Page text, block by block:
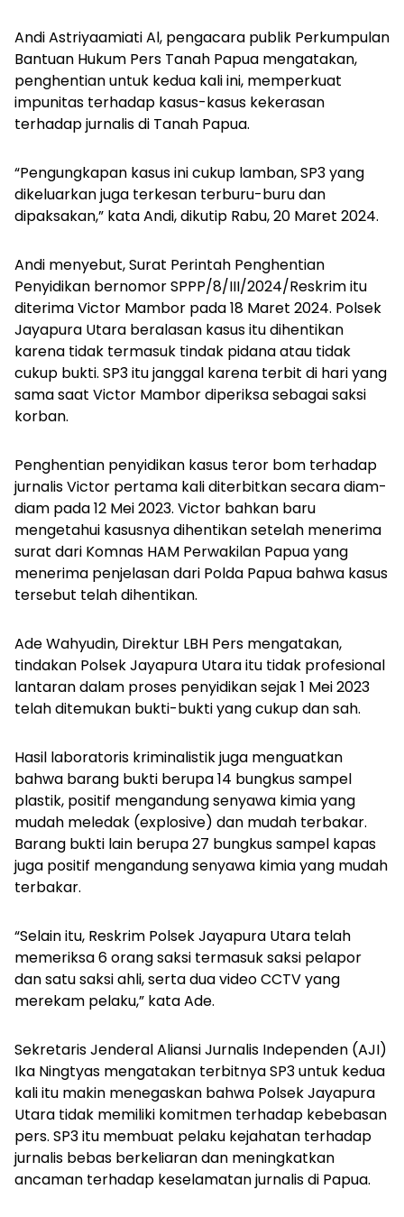
Andi Astriyaamiati Al, pengacara publik Perkumpulan
Bantuan Hukum Pers Tanah Papua mengatakan,
penghentian untuk kedua kali ini, memperkuat
impunitas terhadap kasus-kasus kekerasan
terhadap jurnalis di Tanah Papua.
“Pengungkapan kasus ini cukup lamban, SP3 yang
dikeluarkan juga terkesan terburu-buru dan
dipaksakan,” kata Andi, dikutip Rabu, 20 Maret 2024.
Andi menyebut, Surat Perintah Penghentian
Penyidikan bernomor SPPP/8/III/2024/Reskrim itu
diterima Victor Mambor pada 18 Maret 2024. Polsek
Jayapura Utara beralasan kasus itu dihentikan
karena tidak termasuk tindak pidana atau tidak
cukup bukti. SP3 itu janggal karena terbit di hari yang
sama saat Victor Mambor diperiksa sebagai saksi
korban.
Penghentian penyidikan kasus teror bom terhadap
jurnalis Victor pertama kali diterbitkan secara diam-
diam pada 12 Mei 2023. Victor bahkan baru
mengetahui kasusnya dihentikan setelah menerima
surat dari Komnas HAM Perwakilan Papua yang
menerima penjelasan dari Polda Papua bahwa kasus
tersebut telah dihentikan.
Ade Wahyudin, Direktur LBH Pers mengatakan,
tindakan Polsek Jayapura Utara itu tidak profesional
lantaran dalam proses penyidikan sejak 1 Mei 2023
telah ditemukan bukti-bukti yang cukup dan sah.
Hasil laboratoris kriminalistik juga menguatkan
bahwa barang bukti berupa 14 bungkus sampel
plastik, positif mengandung senyawa kimia yang
mudah meledak (explosive) dan mudah terbakar.
Barang bukti lain berupa 27 bungkus sampel kapas
juga positif mengandung senyawa kimia yang mudah
terbakar.
“Selain itu, Reskrim Polsek Jayapura Utara telah
memeriksa 6 orang saksi termasuk saksi pelapor
dan satu saksi ahli, serta dua video CCTV yang
merekam pelaku,” kata Ade.
Sekretaris Jenderal Aliansi Jurnalis Independen (AJI)
Ika Ningtyas mengatakan terbitnya SP3 untuk kedua
kali itu makin menegaskan bahwa Polsek Jayapura
Utara tidak memiliki komitmen terhadap kebebasan
pers. SP3 itu membuat pelaku kejahatan terhadap
jurnalis bebas berkeliaran dan meningkatkan
ancaman terhadap keselamatan jurnalis di Papua.